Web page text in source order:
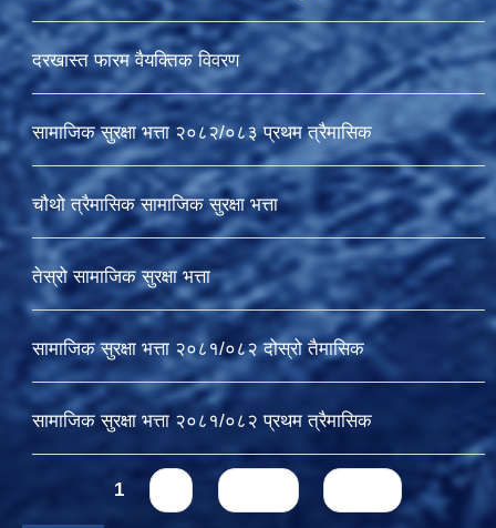
दरखास्त फारम वैयक्तिक विवरण
सामाजिक सुरक्षा भत्ता २०८२/०८३ प्रथम त्रैमासिक
चौथो त्रैमासिक सामाजिक सुरक्षा भत्ता
तेस्रो सामाजिक सुरक्षा भत्ता
सामाजिक सुरक्षा भत्ता २०८१/०८२ दोस्रो तैमासिक
सामाजिक सुरक्षा भत्ता २०८१/०८२ प्रथम त्रैमासिक
Pages1